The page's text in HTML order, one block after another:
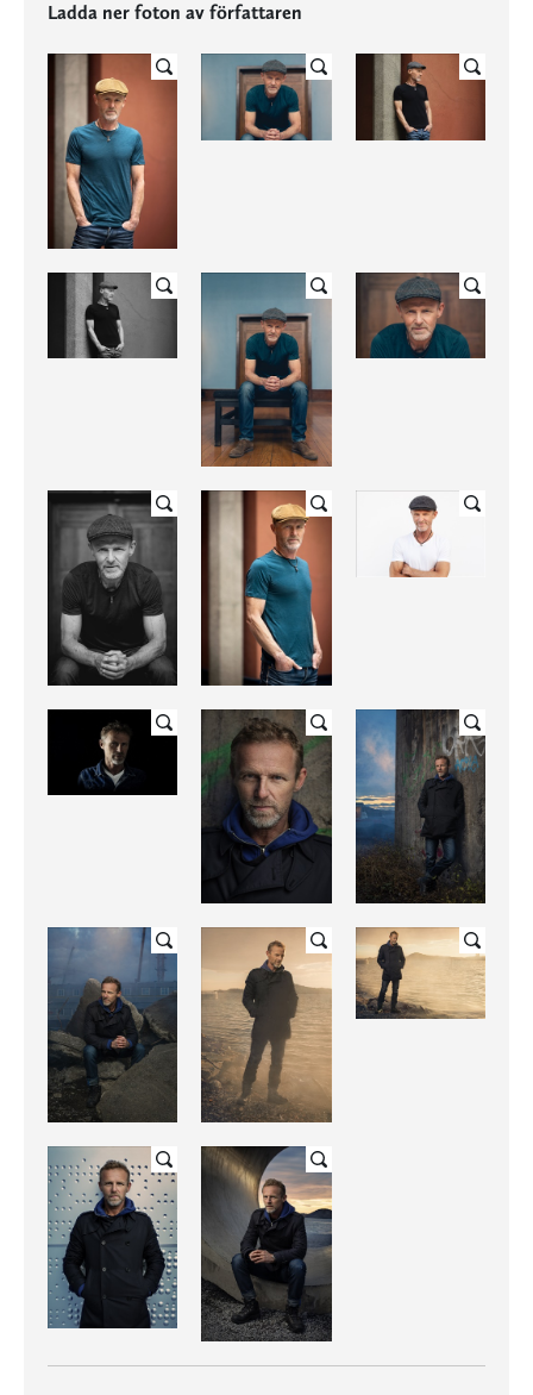
Ladda ner foton av författaren